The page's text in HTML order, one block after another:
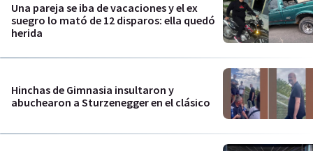
Una pareja se iba de vacaciones y el ex
suegro lo mató de 12 disparos: ella quedó
herida
Hinchas de Gimnasia insultaron y
abuchearon a Sturzenegger en el clásico